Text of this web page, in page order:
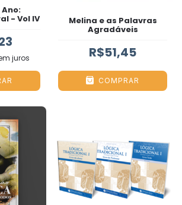
- Vol IV
juros
Melina e as Palavras
Agradáveis
R$51,45
COMPRAR